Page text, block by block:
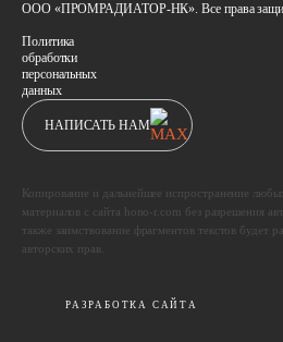
ООО «ПРОМРАДИАТОР-НК». Все права
Политика
обработки
персональных
данных
НАПИСАТЬ НАМ
Копирование и дальнейшее испространение
материалов с сайта hono-r.com без разрешения
также заимствование фрагментов текстов будет
авторских прав.
РАЗРАБОТКА САЙТА